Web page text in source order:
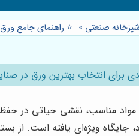
صنعتی » ⭐️ راهنمای جامع
برای انتخاب بهترین ورق در
مواد مناسب، نقشی حیاتی در
جایگاه ویژه‌ای یافته است. از